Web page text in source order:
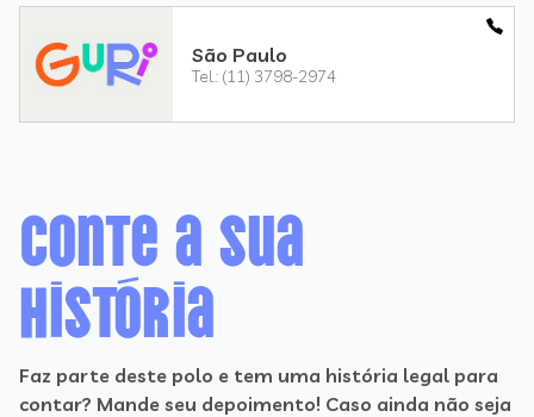
São Paulo
Tel.: (11) 3798-2974
Conte a sua
história
Faz parte deste polo e tem uma história legal para
contar? Mande seu depoimento! Caso ainda não seja